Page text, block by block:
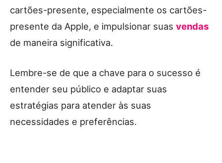
cartões-presente, especialmente os cartões-
presente da Apple, e impulsionar suas vendas
de maneira significativa.
Lembre-se de que a chave para o sucesso é
entender seu público e adaptar suas
estratégias para atender às suas
necessidades e preferências.